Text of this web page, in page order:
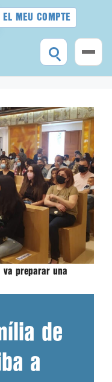
EL MEU COMPTE
va preparar una
de
a